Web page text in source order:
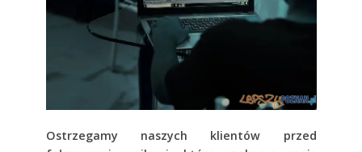
Ostrzegamy naszych klientów przed